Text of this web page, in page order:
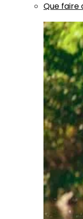
Que faire